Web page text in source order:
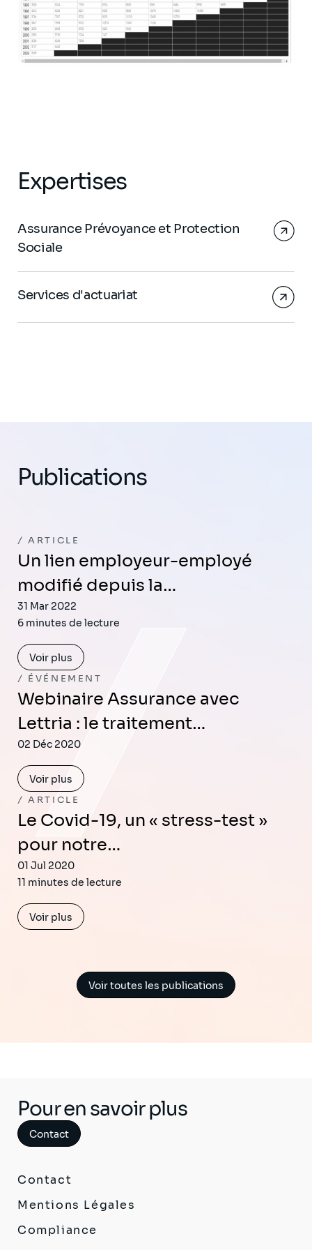
Expertises
Assurance Prévoyance et Protection
Sociale
Services d'actuariat
Publications
ARTICLE
Un lien employeur-employé
modifié depuis la…
31 Mar 2022
6 minutes de lecture
Voir plus
ÉVÉNEMENT
Webinaire Assurance avec
Lettria : le traitement…
02 Déc 2020
Voir plus
ARTICLE
Le Covid-19, un « stress-test »
pour notre…
01 Jul 2020
11 minutes de lecture
Voir plus
Voir toutes les publications
Pour en savoir plus
Contact
Contact
Mentions Légales
Compliance